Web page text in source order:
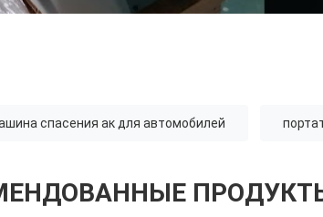
спасения ак для автомобилей